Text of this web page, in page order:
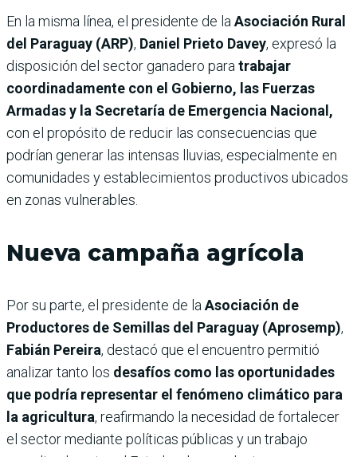
En la misma línea, el presidente de la Asociación Rural
del Paraguay (ARP), Daniel Prieto Davey, expresó la
disposición del sector ganadero para trabajar
coordinadamente con el Gobierno, las Fuerzas
Armadas y la Secretaría de Emergencia Nacional,
con el propósito de reducir las consecuencias que
podrían generar las intensas lluvias, especialmente en
comunidades y establecimientos productivos ubicados
en zonas vulnerables.
Nueva campaña agrícola
Por su parte, el presidente de la Asociación de
Productores de Semillas del Paraguay (Aprosemp),
Fabián Pereira, destacó que el encuentro permitió
analizar tanto los desafíos como las oportunidades
que podría representar el fenómeno climático para
la agricultura, reafirmando la necesidad de fortalecer
el sector mediante políticas públicas y un trabajo